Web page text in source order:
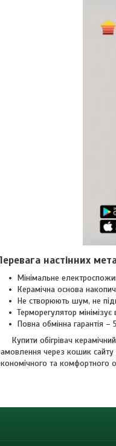
настінних
Мінімальне
Керамічна основа
Не створюють шум, не
Терморегулятор
Повна обмінна гарантія –
Купити обігрівач
через кошик сайту
та комфортного